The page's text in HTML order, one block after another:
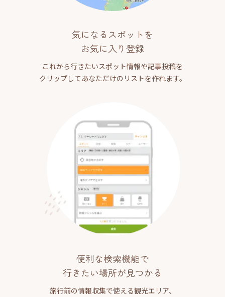
気になるスポットを
お気に入り登録
これから行きたいスポット情報や記事投稿を
クリップしてあなただけのリストを作れます。
便利な検索機能で
行きたい場所が見つかる
旅行前の情報収集で使える観光エリア、